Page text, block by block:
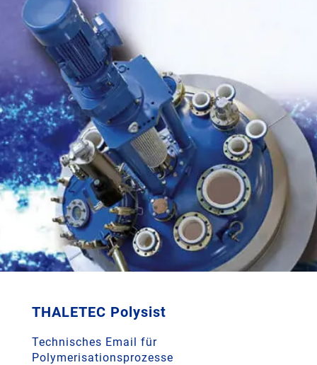
THALETEC Polysist
Technisches Email für
Polymerisationsprozesse